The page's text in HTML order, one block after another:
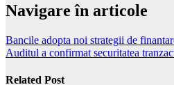
Navigare în articole
Bancile adopta noi strategii de
Auditul a confirmat securitatea
Related Post